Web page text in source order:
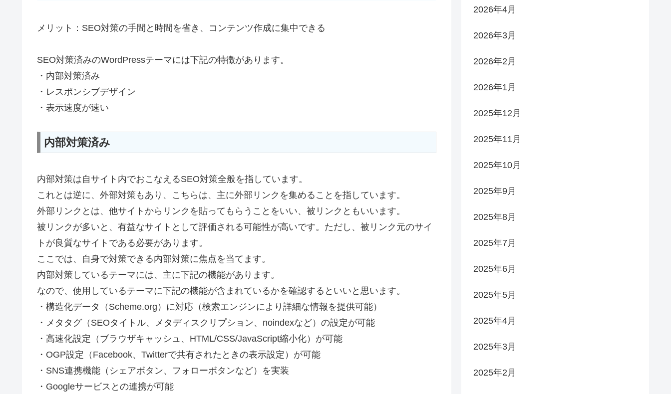
メリット：SEO対策の手間と時間を省き、コンテンツ作成に集中できる
SEO対策済みのWordPressテーマには下記の特徴があります。
・内部対策済み
・レスポンシブデザイン
・表示速度が速い
内部対策済み
内部対策は自サイト内でおこなえるSEO対策全般を指しています。
これとは逆に、外部対策もあり、こちらは、主に外部リンクを集めることを指しています。
外部リンクとは、他サイトからリンクを貼ってもらうことをいい、被リンクともいいます。
被リンクが多いと、有益なサイトとして評価される可能性が高いです。ただし、被リンク元のサイ
トが良質なサイトである必要があります。
ここでは、自身で対策できる内部対策に焦点を当てます。
内部対策しているテーマには、主に下記の機能があります。
なので、使用しているテーマに下記の機能が含まれているかを確認するといいと思います。
・構造化データ（Scheme.org）に対応（検索エンジンにより詳細な情報を提供可能）
・メタタグ（SEOタイトル、メタディスクリプション、noindexなど）の設定が可能
・高速化設定（ブラウザキャッシュ、HTML/CSS/JavaScript縮小化）が可能
・OGP設定（Facebook、Twitterで共有されたときの表示設定）が可能
・SNS連携機能（シェアボタン、フォローボタンなど）を実装
・Googleサービスとの連携が可能
2026年4月
2026年3月
2026年2月
2026年1月
2025年12月
2025年11月
2025年10月
2025年9月
2025年8月
2025年7月
2025年6月
2025年5月
2025年4月
2025年3月
2025年2月